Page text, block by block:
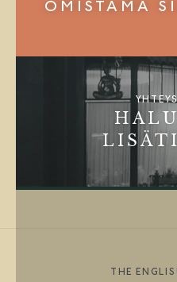
OMISTAMA
THE